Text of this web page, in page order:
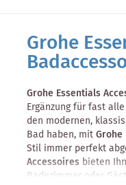
Grohe
Grohe Essentials
Ergänzung für fast
den modernen,
Bad haben, mitGrohe
Stil immer perfekt
Accessoires bieten
Badezimmer oder